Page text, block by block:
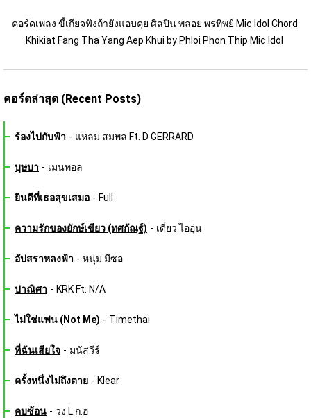
คอร์ดเพลง ขี้เกียจฟังถ้ายังแอบคุย ศิลปิน พลอย พรทิพย์ Mic Idol Chord
Khikiat Fang Tha Yang Aep Khui by Phloi Phon Thip Mic Idol
คอร์ดล่าสุด (Recent Posts)
ร้องไปกับฟ้า - แหลม สมพล Ft. D GERRARD
บุษบา - เมนทอล
ยินดีที่เธอสุขเสมอ - Full
ความรักของยักษ์เขียว (ทศกัณฐ์) - เดี่ยว ไออุ่น
อัปสราหลงฟ้า - หนุ่ม มีซอ
ปาณิศา - KRK Ft. N/A
ไม่ใช่แฟน (Not Me) - Timethai
ที่ฉันเสียใจ - มนัสวีร์
ครั้งหนึ่งไม่ถึงตาย - Klear
คบซ้อน - วง L.ก.ฮ